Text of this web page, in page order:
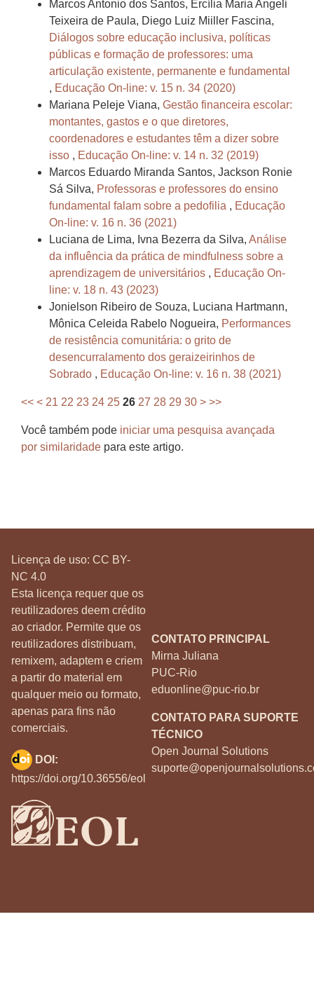
Marcos Antonio dos Santos, Ercília Maria Angeli
Teixeira de Paula, Diego Luiz Miiller Fascina,
Diálogos sobre educação inclusiva, políticas
públicas e formação de professores: uma
articulação existente, permanente e fundamental
, Educação On-line: v. 15 n. 34 (2020)
Mariana Peleje Viana, Gestão financeira escolar:
montantes, gastos e o que diretores,
coordenadores e estudantes têm a dizer sobre
isso , Educação On-line: v. 14 n. 32 (2019)
Marcos Eduardo Miranda Santos, Jackson Ronie
Sá Silva, Professoras e professores do ensino
fundamental falam sobre a pedofilia , Educação
On-line: v. 16 n. 36 (2021)
Luciana de Lima, Ivna Bezerra da Silva, Análise
da influência da prática de mindfulness sobre a
aprendizagem de universitários , Educação On-
line: v. 18 n. 43 (2023)
Jonielson Ribeiro de Souza, Luciana Hartmann,
Mônica Celeida Rabelo Nogueira, Performances
de resistência comunitária: o grito de
desencurralamento dos geraizeirinhos de
Sobrado , Educação On-line: v. 16 n. 38 (2021)
<< < 21 22 23 24 25 26 27 28 29 30 > >>
Você também pode iniciar uma pesquisa avançada
por similaridade para este artigo.
Licença de uso: CC BY-
NC 4.0
Esta licença requer que os
reutilizadores deem crédito
ao criador. Permite que os
reutilizadores distribuam,
remixem, adaptem e criem
a partir do material em
qualquer meio ou formato,
apenas para fins não
comerciais.
CONTATO PRINCIPAL
Mirna Juliana
PUC-Rio
eduonline@puc-rio.br
CONTATO PARA SUPORTE
TÉCNICO
Open Journal Solutions
DOI:
https://doi.org/10.36556/eol